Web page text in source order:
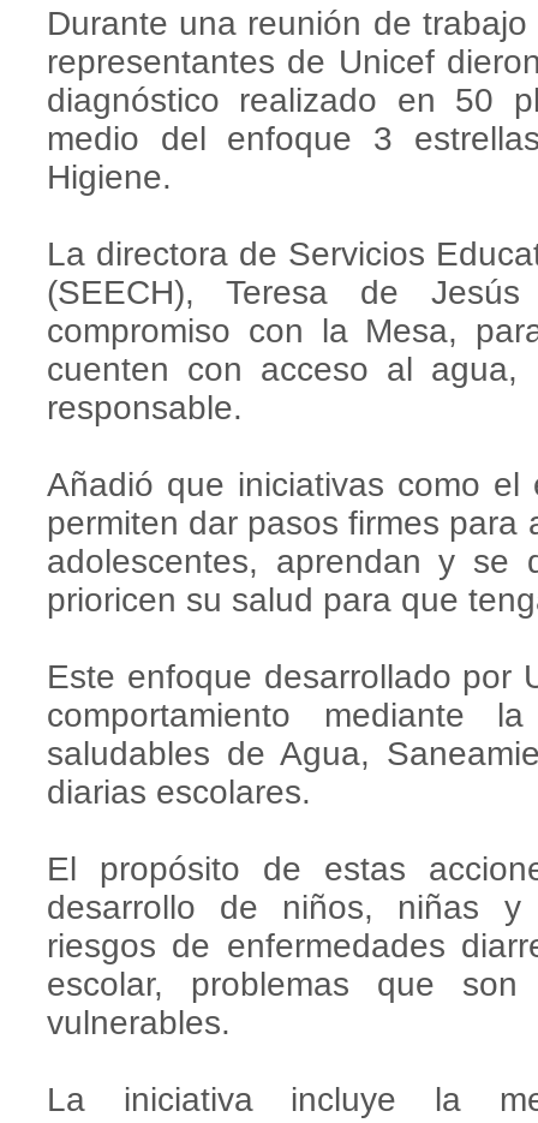
Durante una reunión de
representantes de Unicef
diagnóstico realizado en 50
medio del enfoque 3
Higiene.
La directora de Servicios
(SEECH), Teresa de
compromiso con la Mesa,
cuenten con acceso al
responsable.
Añadió que iniciativas como
permiten dar pasos firmes
adolescentes, aprendan y se
prioricen su salud para que
Este enfoque desarrollado por
comportamiento mediante
saludables de Agua,
diarias escolares.
El propósito de estas
desarrollo de niños, niñas
riesgos de enfermedades
escolar, problemas que son
vulnerables.
La iniciativa incluye la